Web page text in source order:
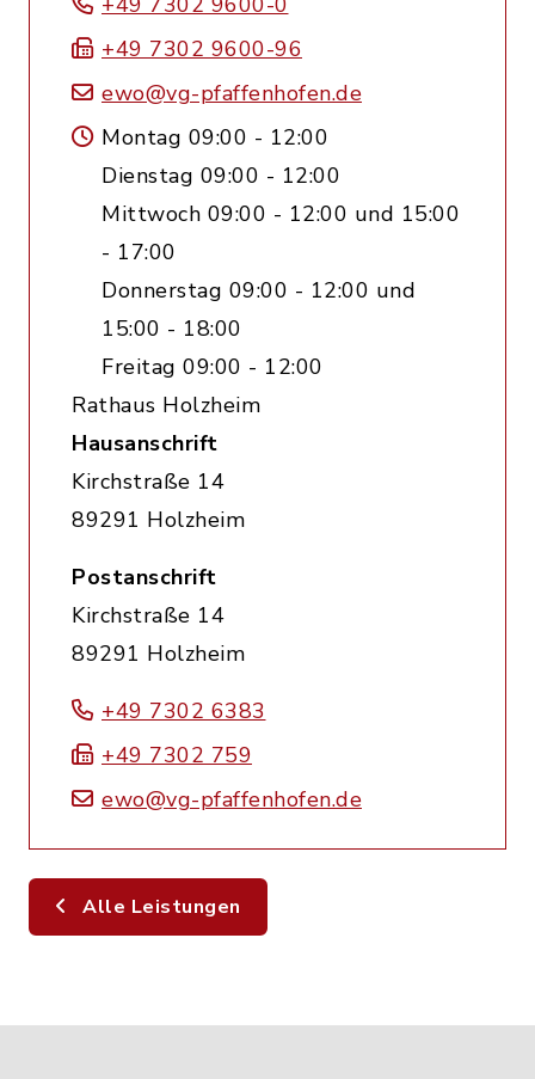
+49 7302 9600-96
ewo@vg-pfaffenhofen.de
Montag 09:00 - 12:00
Dienstag 09:00 - 12:00
Mittwoch 09:00 - 12:00 und 15:00
- 17:00
Donnerstag 09:00 - 12:00 und
15:00 - 18:00
Freitag 09:00 - 12:00
Rathaus Holzheim
Hausanschrift
Kirchstraße 14
89291 Holzheim
Postanschrift
Kirchstraße 14
89291 Holzheim
+49 7302 6383
+49 7302 759
ewo@vg-pfaffenhofen.de
Alle Leistungen